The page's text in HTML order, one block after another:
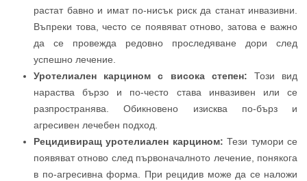
растат бавно и имат по-нисък риск да станат инвазивни.
Въпреки това, често се появяват отново, затова е важно
да се провежда редовно проследяване дори след
успешно лечение.
Уротелиален карцином с висока степен: Този вид
нараства бързо и по-често става инвазивен или се
разпространява. Обикновено изисква по-бърз и
агресивен лечебен подход.
Рецидивиращ уротелиален карцином: Тези тумори се
появяват отново след първоначалното лечение, понякога
в по-агресивна форма. При рецидив може да се наложи